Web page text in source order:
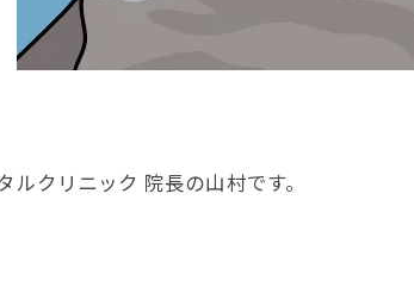
クリニック 院長の山村です。